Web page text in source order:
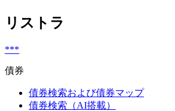
リストラ
***
債券
債券検索および債券マップ
債券検索（AI搭載）